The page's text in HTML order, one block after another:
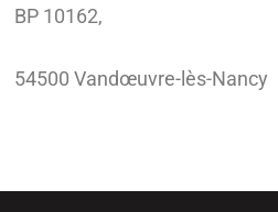
BP 10162,
54500 Vandœuvre-lès-Nancy